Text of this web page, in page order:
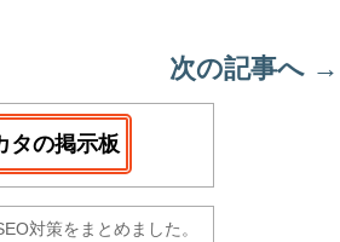
次の記事へ →
タの掲示板
対策をまとめました。